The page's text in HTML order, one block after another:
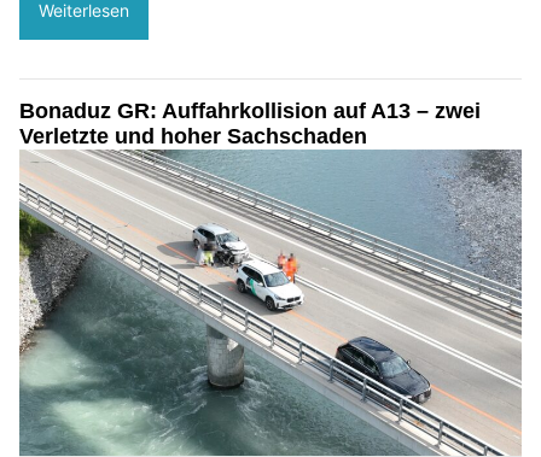
Weiterlesen
Bonaduz GR: Auffahrkollision auf A13 – zwei
Verletzte und hoher Sachschaden